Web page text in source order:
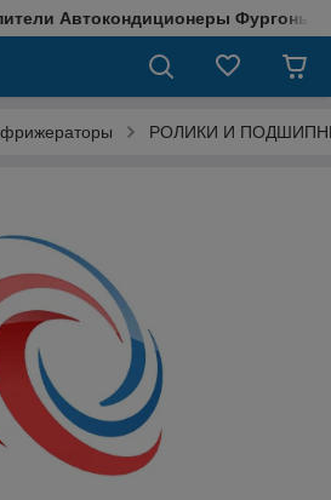
Автокондиционеры Фургоны
РОЛИКИ И